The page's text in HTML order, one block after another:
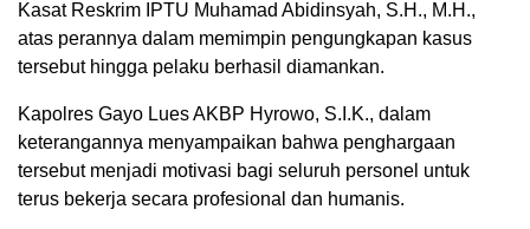
Kasat Reskrim IPTU Muhamad Abidinsyah, S.H., M.H.,
atas perannya dalam memimpin pengungkapan kasus
tersebut hingga pelaku berhasil diamankan.
Kapolres Gayo Lues AKBP Hyrowo, S.I.K., dalam
keterangannya menyampaikan bahwa penghargaan
tersebut menjadi motivasi bagi seluruh personel untuk
terus bekerja secara profesional dan humanis.